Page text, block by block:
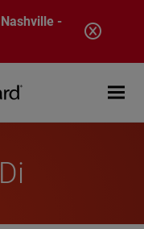
-
Open